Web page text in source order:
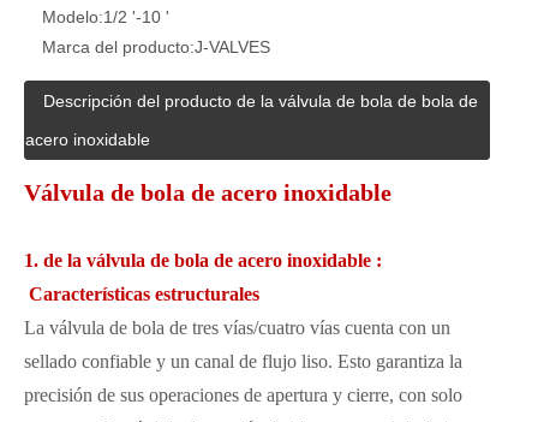
Modelo:1/2 '-10 '
Marca del producto:J-VALVES
Descripción del producto de la válvula de bola de bola de
acero inoxidable
Válvula de bola de acero inoxidable
1. de la válvula de bola de acero inoxidable :
Características estructurales
La válvula de bola de tres vías/cuatro vías cuenta con un
sellado confiable y un canal de flujo liso. Esto garantiza la
precisión de sus operaciones de apertura y cierre, con solo